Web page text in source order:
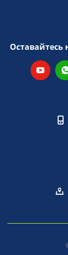
Оставайтесь